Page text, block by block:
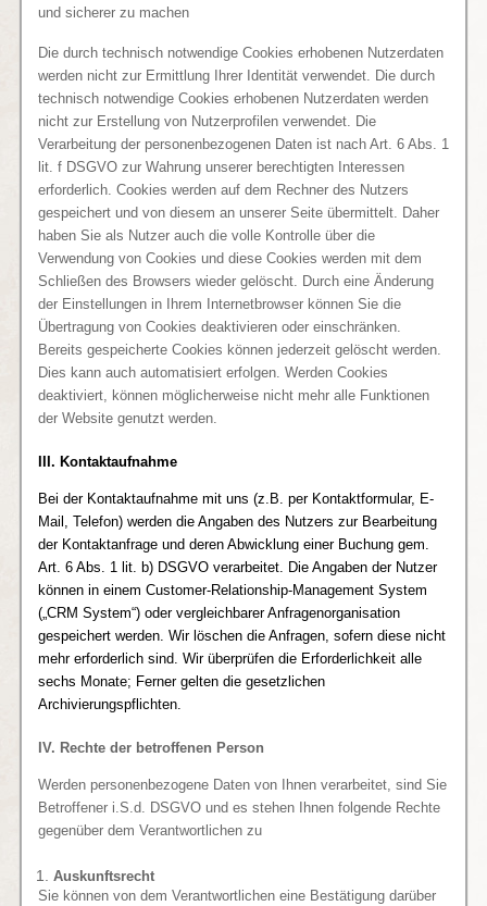
und sicherer zu machen
Die durch technisch notwendige Cookies erhobenen Nutzerdaten
werden nicht zur Ermittlung Ihrer Identität verwendet. Die durch
technisch notwendige Cookies erhobenen Nutzerdaten werden
nicht zur Erstellung von Nutzerprofilen verwendet. Die
Verarbeitung der personenbezogenen Daten ist nach Art. 6 Abs. 1
lit. f DSGVO zur Wahrung unserer berechtigten Interessen
erforderlich. Cookies werden auf dem Rechner des Nutzers
gespeichert und von diesem an unserer Seite übermittelt. Daher
haben Sie als Nutzer auch die volle Kontrolle über die
Verwendung von Cookies und diese Cookies werden mit dem
Schließen des Browsers wieder gelöscht. Durch eine Änderung
der Einstellungen in Ihrem Internetbrowser können Sie die
Übertragung von Cookies deaktivieren oder einschränken.
Bereits gespeicherte Cookies können jederzeit gelöscht werden.
Dies kann auch automatisiert erfolgen. Werden Cookies
deaktiviert, können möglicherweise nicht mehr alle Funktionen
der Website genutzt werden.
III. Kontaktaufnahme
Bei der Kontaktaufnahme mit uns (z.B. per Kontaktformular, E-
Mail, Telefon) werden die Angaben des Nutzers zur Bearbeitung
der Kontaktanfrage und deren Abwicklung einer Buchung gem.
Art. 6 Abs. 1 lit. b) DSGVO verarbeitet. Die Angaben der Nutzer
können in einem Customer-Relationship-Management System
(„CRM System“) oder vergleichbarer Anfragenorganisation
gespeichert werden. Wir löschen die Anfragen, sofern diese nicht
mehr erforderlich sind. Wir überprüfen die Erforderlichkeit alle
sechs Monate; Ferner gelten die gesetzlichen
Archivierungspflichten.
IV. Rechte der betroffenen Person
Werden personenbezogene Daten von Ihnen verarbeitet, sind Sie
Betroffener i.S.d. DSGVO und es stehen Ihnen folgende Rechte
gegenüber dem Verantwortlichen zu
Auskunftsrecht
Sie können von dem Verantwortlichen eine Bestätigung darüber